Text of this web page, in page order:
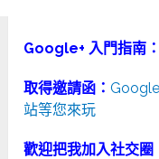
Google+ 入門指南：
取得邀請函：
站等您來玩
歡迎把我加入社交圈